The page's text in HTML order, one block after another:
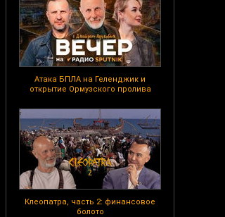
Атака БПЛА на Геленджик и
открытие Ормузского пролива
Клеопатра, часть 2: финансовое
болото